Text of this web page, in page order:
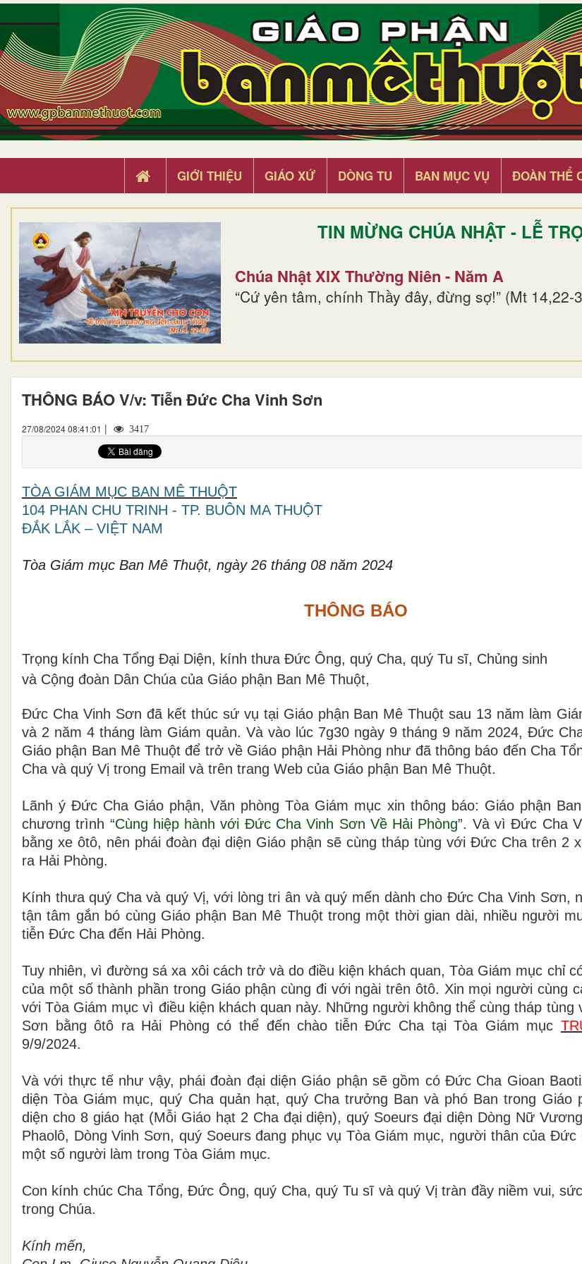
GIỚI THIỆU GIÁO XỨ DÒNG TU BAN MỤC VỤ ĐOÀN THỂ
TIN MỪNG CHÚA NHẬT - LỄ
Chúa Nhật XIX Thường Niên - Năm A
“Cứ yên tâm, chính Thầy đây, đừng sợ!” (Mt 14,22-
THÔNG BÁO V/v: Tiễn Đức Cha Vinh Sơn
27/08/2024 08:41:01 | 3417
TÒA GIÁM MỤC BAN MÊ THUỘT
104 PHAN CHU TRINH - TP. BUÔN MA THUỘT
ĐẮK LẮK – VIỆT NAM
Tòa Giám mục Ban Mê Thuột, ngày 26 tháng 08 năm 2024
THÔNG BÁO
Trọng kính Cha Tổng Đại Diện, kính thưa Đức Ông, quý Cha, quý Tu sĩ, Chủng sinh
và Cộng đoàn Dân Chúa của Giáo phận Ban Mê Thuột,
Đức Cha Vinh Sơn đã kết thúc sứ vụ tại Giáo phận Ban Mê Thuột sau 13 năm làm
và 2 năm 4 tháng làm Giám quản. Và vào lúc 7g30 ngày 9 tháng 9 năm 2024, Đức
Giáo phận Ban Mê Thuột để trở về Giáo phận Hải Phòng như đã thông báo đến Cha
Cha và quý Vị trong Email và trên trang Web của Giáo phận Ban Mê Thuột.
Lãnh ý Đức Cha Giáo phận, Văn phòng Tòa Giám mục xin thông báo: Giáo phận
chương trình “Cùng hiệp hành với Đức Cha Vinh Sơn Về Hải Phòng”. Và vì Đức Cha
bằng xe ôtô, nên phái đoàn đại diện Giáo phận sẽ cùng tháp tùng với Đức Cha trên 2
ra Hải Phòng.
Kính thưa quý Cha và quý Vị, với lòng tri ân và quý mến dành cho Đức Cha Vinh Sơn,
tận tâm gắn bó cùng Giáo phận Ban Mê Thuột trong một thời gian dài, nhiều người
tiễn Đức Cha đến Hải Phòng.
Tuy nhiên, vì đường sá xa xôi cách trở và do điều kiện khách quan, Tòa Giám mục chỉ
của một số thành phần trong Giáo phận cùng đi với ngài trên ôtô. Xin mọi người cùng
với Tòa Giám mục vì điều kiện khách quan này. Những người không thể cùng tháp tùng
Sơn bằng ôtô ra Hải Phòng có thể đến chào tiễn Đức Cha tại Tòa Giám mục
9/9/2024.
Và với thực tế như vậy, phái đoàn đại diện Giáo phận sẽ gồm có Đức Cha Gioan
diện Tòa Giám mục, quý Cha quản hạt, quý Cha trưởng Ban và phó Ban trong Giáo
diện cho 8 giáo hạt (Mỗi Giáo hạt 2 Cha đại diện), quý Soeurs đại diện Dòng Nữ
Phaolô, Dòng Vinh Sơn, quý Soeurs đang phục vụ Tòa Giám mục, người thân của Đức
một số người làm trong Tòa Giám mục.
Con kính chúc Cha Tổng, Đức Ông, quý Cha, quý Tu sĩ và quý Vị tràn đầy niềm vui,
trong Chúa.
Kính mến,